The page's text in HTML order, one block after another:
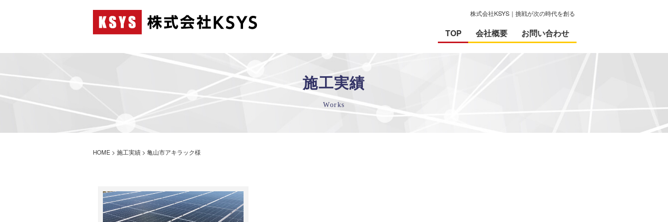
株式会社KSYS｜挑戦が次の時代を創る
TOP 会社概要 お問い合わせ
施工実績
Works
HOME > 施工実績 > 亀山市アキラック様